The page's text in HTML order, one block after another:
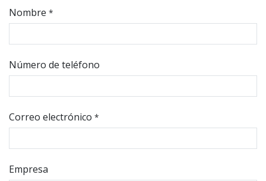
Nombre *
Número de teléfono
Correo electrónico *
Empresa